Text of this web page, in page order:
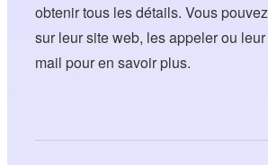
obtenir tous les détails. Vous
sur leur site web, les appeler ou
mail pour en savoir plus.